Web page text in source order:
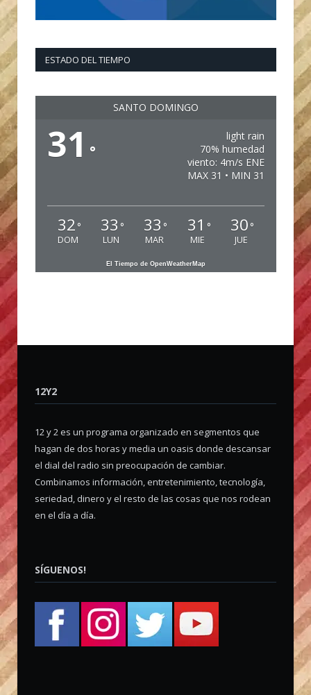
ESTADO DEL TIEMPO
SANTO DOMINGO
31 °
light rain
70% humedad
viento: 4m/s ENE
MAX 31 • MIN 31
32 °
DOM
33 °
LUN
33 °
MAR
31 °
MIE
30 °
JUE
El Tiempo de OpenWeatherMap
12Y2
12 y 2 es un programa organizado en segmentos que
hagan de dos horas y media un oasis donde descansar
el dial del radio sin preocupación de cambiar.
Combinamos información, entretenimiento, tecnología,
seriedad, dinero y el resto de las cosas que nos rodean
en el día a día.
SÍGUENOS!